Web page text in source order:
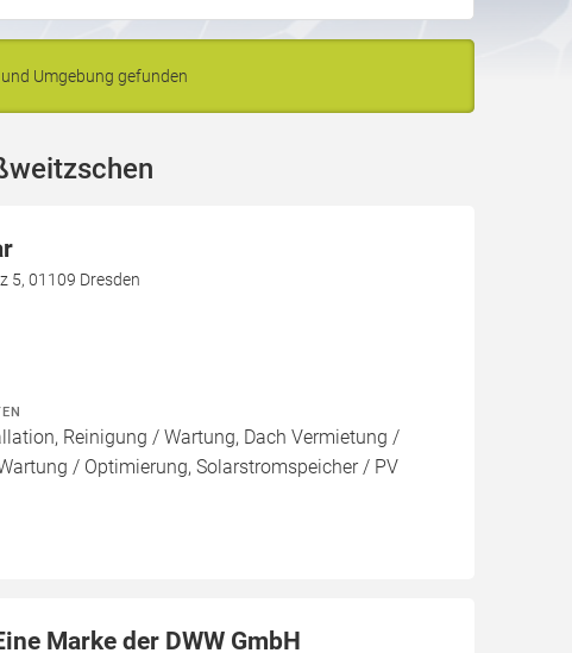
Umgebung gefunden
5, 01109 Dresden
Reinigung / Wartung, Dach Vermietung /
/ Optimierung, Solarstromspeicher / PV
Marke der DWW GmbH